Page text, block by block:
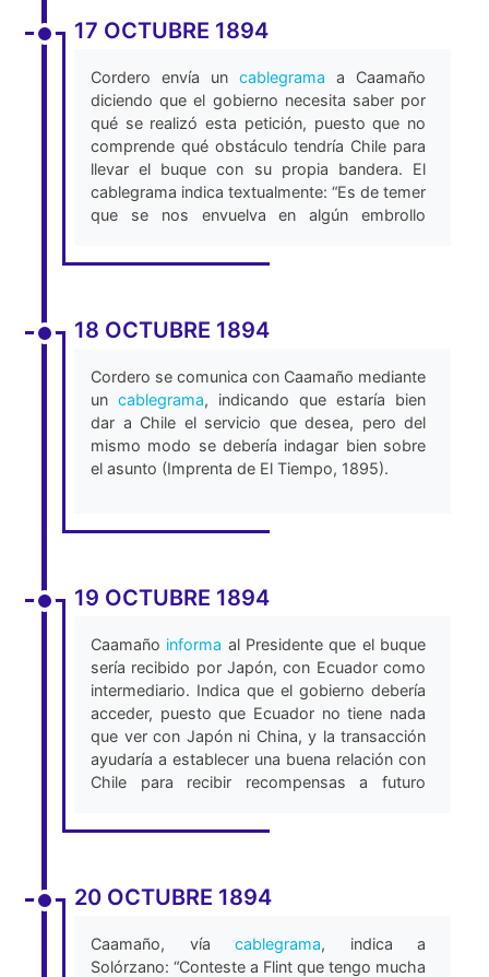
instrucciones que se darán. Flint había
Leonardo Stagg, sobrino de Antonio Flores,
con quien deseaba establecer una relación de
negocios (Barrera-Agarwal, 2013). A cambio,
el gobierno de Chile ofrece a Ecuador apoyo
moral y materiales de guerra en caso
necesario. El cablegrama concluye,
solicitando que el tema se consulte
Luis Cordero, para enviar instrucciones al
Ese mismo día, Caamaño envía un
Luis Cordero, solicitando prestar atención a la
comunicación del cónsul de Ecuador en
Nueva York (Lloret, 2011).
17 OCTUBRE 1894
Cordero envía un cablegrama a Caamaño
diciendo que el gobierno necesita saber por
qué se realizó esta petición, puesto que no
comprende qué obstáculo tendría Chile para
llevar el buque con su propia bandera. El
cablegrama indica textualmente: “Es de temer
que se nos envuelva en algún embrollo
que Perú ha estado adquiriendo
encuentra con las manos vacías, por lo que
vendría bien el apoyo de Chile (Lloret, 2011).
18 OCTUBRE 1894
Cordero se comunica con Caamaño mediante
un cablegrama, indicando que estaría bien
dar a Chile el servicio que desea, pero del
mismo modo se debería indagar bien sobre
el asunto (Imprenta de El Tiempo, 1895).
19 OCTUBRE 1894
Caamaño informa al Presidente que el buque
sería recibido por Japón, con Ecuador como
intermediario. Indica que el gobierno debería
acceder, puesto que Ecuador no tiene nada
que ver con Japón ni China, y la transacción
ayudaría a establecer una buena relación con
Chile para recibir recompensas a futuro
20 OCTUBRE 1894
Caamaño, vía cablegrama, indica a
Solórzano: “Conteste a Flint que tengo mucha